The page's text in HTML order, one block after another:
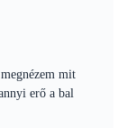
mit
erő a bal